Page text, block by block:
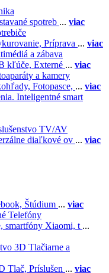
spotreb ... viac
Príprava ... viac
a zábava
kľúče, Externé ... viac
a kamery
Fotopasce, ... viac
Inteligentné smart
TV/AV
diaľkové ov ... viac
Štúdium ... viac
Telefóny
smartfóny Xiaomi, t ...
3D Tlačiarne a
Tlač, Príslušen ... viac